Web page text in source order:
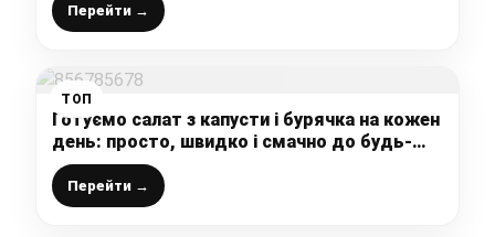
Перейти →
ТОП
Готуємо салат з капусти і бурячка на кожен
день: просто, швидко і смачно до будь-
якого столу
Перейти →